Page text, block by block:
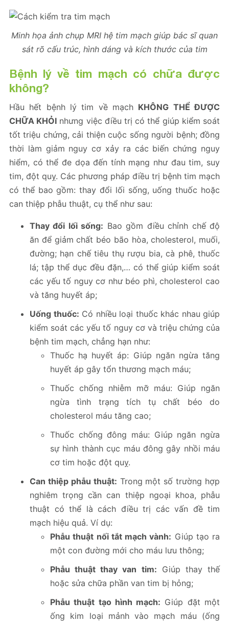
Minh họa ảnh chụp MRI hệ tim mạch giúp bác sĩ quan
sát rõ cấu trúc, hình dáng và kích thước của tim
Bệnh lý về tim mạch có chữa được
không?
Hầu hết bệnh lý tim về mạch KHÔNG THỂ ĐƯỢC
CHỮA KHỎI nhưng việc điều trị có thể giúp kiểm soát
tốt triệu chứng, cải thiện cuộc sống người bệnh; đồng
thời làm giảm nguy cơ xảy ra các biến chứng nguy
hiểm, có thể đe dọa đến tính mạng như đau tim, suy
tim, đột quỵ. Các phương pháp điều trị bệnh tim mạch
có thể bao gồm: thay đổi lối sống, uống thuốc hoặc
can thiệp phẫu thuật, cụ thể như sau:
Thay đổi lối sống: Bao gồm điều chỉnh chế độ
ăn để giảm chất béo bão hòa, cholesterol, muối,
đường; hạn chế tiêu thụ rượu bia, cà phê, thuốc
lá; tập thể dục đều đặn,… có thể giúp kiểm soát
các yếu tố nguy cơ như béo phì, cholesterol cao
và tăng huyết áp;
Uống thuốc: Có nhiều loại thuốc khác nhau giúp
kiểm soát các yếu tố nguy cơ và triệu chứng của
bệnh tim mạch, chẳng hạn như:
Thuốc hạ huyết áp: Giúp ngăn ngừa tăng
huyết áp gây tổn thương mạch máu;
Thuốc chống nhiễm mỡ máu: Giúp ngăn
ngừa tình trạng tích tụ chất béo do
cholesterol máu tăng cao;
Thuốc chống đông máu: Giúp ngăn ngừa
sự hình thành cục máu đông gây nhồi máu
cơ tim hoặc đột quỵ.
Can thiệp phẫu thuật: Trong một số trường hợp
nghiêm trọng cần can thiệp ngoại khoa, phẫu
thuật có thể là cách điều trị các vấn đề tim
mạch hiệu quả. Ví dụ:
Phẫu thuật nối tắt mạch vành: Giúp tạo ra
một con đường mới cho máu lưu thông;
Phẫu thuật thay van tim: Giúp thay thế
hoặc sửa chữa phần van tim bị hỏng;
Phẫu thuật tạo hình mạch: Giúp đặt một
ống kim loại mảnh vào mạch máu (ống